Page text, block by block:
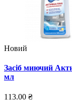
Новий
Засіб миючий
мл
113.00 ₴